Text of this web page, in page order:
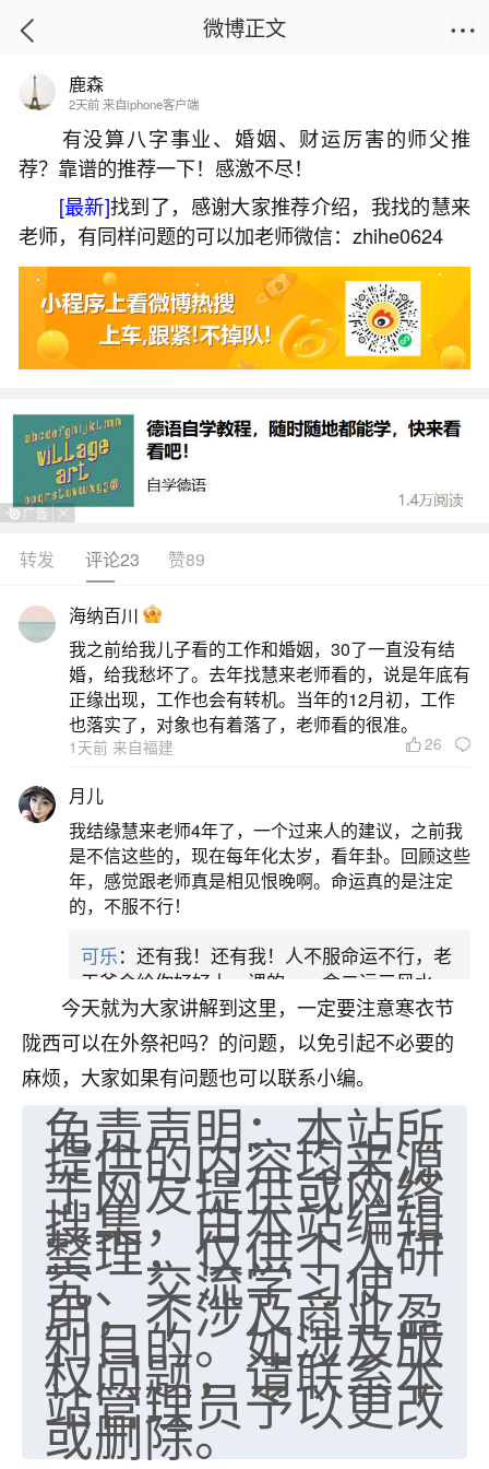
首页
寒衣节陇西可以在外祭祀吗？
2026-05-31 14:36:54 18 5 赞
生活中像寒衣节陇西可以在外祭祀吗？都是很
常见的问题，但是小问题不注意可能会引起大麻
烦，下面就这个问题给大家做一些解读：
一、甘肃省陇西县每年祭祖时间表
甘肃省陇西县每年的祭祖时间表主要包括以下
几个节日：清明节：陇西县在清明节期间有独特的
清明扫墓习俗，如“祭后土”等。清明节一般在公历4
月5日前后，是陇西县人民祭祖扫墓的重要节日。寒
衣节：农历十月初一，又称“十月朝”“祭祖节”“冥阴
节”。在这一天，陇西县的人们会进行祭扫活动，纪
念已经仙逝的亲人。寒衣节体现了人们对逝去亲人
今天就为大家讲解到这里，一定要注意寒衣节
陇西可以在外祭祀吗？的问题，以免引起不必要的
麻烦，大家如果有问题也可以联系小编。
免责声明：本站所
提供的内容均来源
于网友提供或网络
搜集，由本站编辑
整理，仅供个人研
究、交流学习使
用，不涉及商业盈
利目的。如涉及版
权问题，请联系本
站管理员予以更改
或删除。
微博正文
鹿森
2天前 来自iphone客户端
有没算八字事业、婚姻、财运厉害的师父推
荐？靠谱的推荐一下！感激不尽！
[最新]找到了，感谢大家推荐介绍，我找的慧来
老师，有同样问题的可以加老师微信：zhihe0624
转发 评论23 赞89
海纳百川
我之前给我儿子看的工作和婚姻，30了一直没有结
婚，给我愁坏了。去年找慧来老师看的，说是年底有
正缘出现，工作也会有转机。当年的12月初，工作
也落实了，对象也有着落了，老师看的很准。
1天前 来自福建 26
月儿
我结缘慧来老师4年了，一个过来人的建议，之前我
是不信这些的，现在每年化太岁，看年卦。回顾这些
年，感觉跟老师真是相见恨晚啊。命运真的是注定
的，不服不行！
可乐：还有我！还有我！人不服命运不行，老
天爷会给你好好上一课的。一命二运三风水，
哪样不服都不行！
平安是福：我也是每年找老师化太岁，看年
卦，认识老师3年了，都是缘分啊！
17分钟前 来自湖北 19
心若莲花
我是做餐饮的，这两年，生意屡屡受挫，店开一家关
一家，要么生意不好，生意好的就出事。前些年攒的
家底快败光了，真是倒霉！我也想找人看看到底怎么
回事？
鹿森
：你可以找老师看看，人有时不服命不行
啊！
太阳当空赵：我也做餐饮的，生意不算大，但
是我从找店开始都是找慧来老师跟进的，选
址、风水、还有开业日子，哪哪都看了，虽然
大环境不好，但是我家生意还可以，前几天又